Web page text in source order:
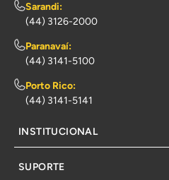
Sarandi:
(44) 3126-2000
Paranavaí:
(44) 3141-5100
Porto Rico:
(44) 3141-5141
INSTITUCIONAL
SUPORTE